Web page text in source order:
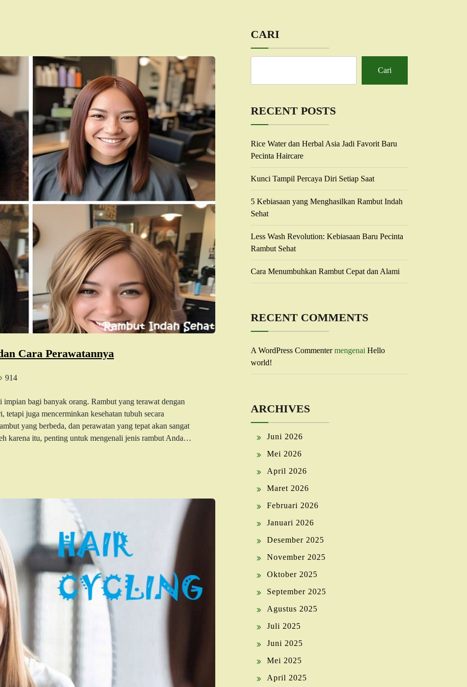
Cara Perawatannya
914
bagi banyak orang. Rambut yang terawat dengan
tetapi juga mencerminkan kesehatan tubuh secara
yang berbeda, dan perawatan yang tepat akan sangat
karena itu, penting untuk mengenali jenis rambut Anda…
CARI
Cari
RECENT POSTS
Rice Water dan Herbal Asia Jadi Favorit Baru
Pecinta Haircare
Kunci Tampil Percaya Diri Setiap Saat
5 Kebiasaan yang Menghasilkan Rambut Indah
Sehat
Less Wash Revolution: Kebiasaan Baru Pecinta
Rambut Sehat
Cara Menumbuhkan Rambut Cepat dan Alami
RECENT COMMENTS
A WordPress Commentermengenai Hello
world!
ARCHIVES
Juni 2026
Mei 2026
April 2026
Maret 2026
Februari 2026
Januari 2026
Desember 2025
November 2025
Oktober 2025
September 2025
Agustus 2025
Juli 2025
Juni 2025
Mei 2025
April 2025